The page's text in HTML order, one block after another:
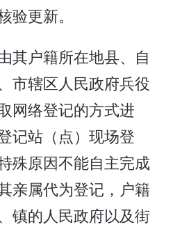
验更新。
其户籍所在地县、自
市辖区人民政府兵役
网络登记的方式进
记站（点）现场登
殊原因不能自主完成
亲属代为登记，户籍
镇的人民政府以及街